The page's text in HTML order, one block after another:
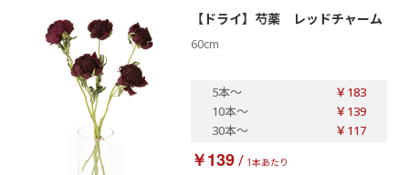
【ドライ】芍薬 レッドチャーム
60cm
5本～
￥183
10本～
￥139
30本～ ￥117
￥139/ 1本あたり